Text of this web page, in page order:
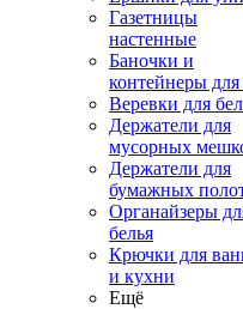
Газетницы
настенные
Баночки и
контейнеры
Веревки для
Держатели для
мусорных
Держатели для
бумажных
Органайзеры
белья
Крючки для
и кухни
Ещё